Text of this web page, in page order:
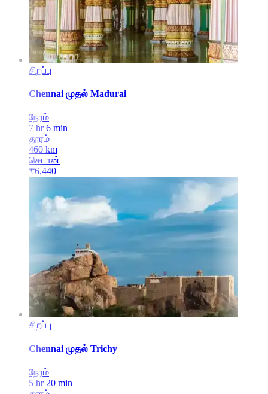
சிறப்பு
Chennai முதல் Madurai
நேரம்
7 hr 6 min
தூரம்
460 km
செடான்
₹6,440
சிறப்பு
Chennai முதல் Trichy
நேரம்
5 hr 20 min